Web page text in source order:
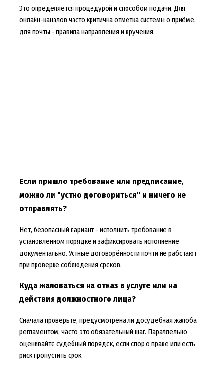
Это определяется процедурой и способом подачи. Для
онлайн-каналов часто критична отметка системы о приёме,
для почты - правила направления и вручения.
Если пришло требование или предписание,
можно ли "устно договориться" и ничего не
отправлять?
Нет, безопасный вариант - исполнить требование в
установленном порядке и зафиксировать исполнение
документально. Устные договорённости почти не работают
при проверке соблюдения сроков.
Куда жаловаться на отказ в услуге или на
действия должностного лица?
Сначала проверьте, предусмотрена ли досудебная жалоба
регламентом; часто это обязательный шаг. Параллельно
оценивайте судебный порядок, если спор о праве или есть
риск пропустить срок.